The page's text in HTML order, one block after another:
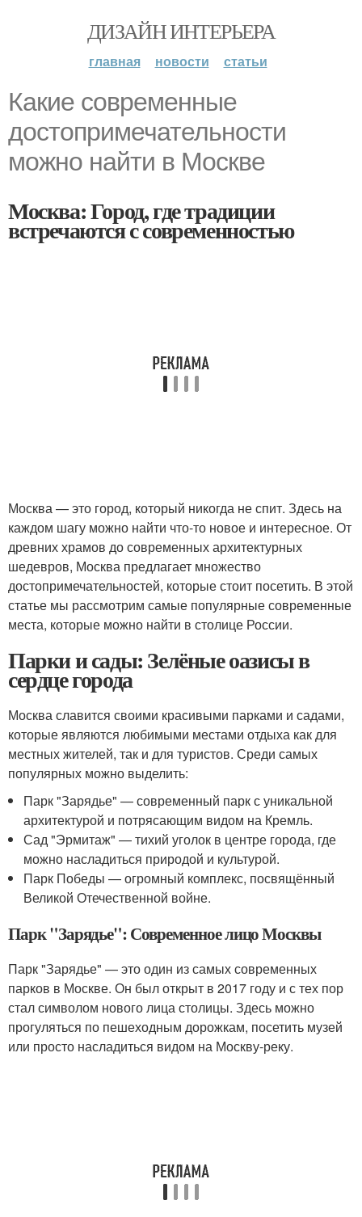
ДИЗАЙН ИНТЕРЬЕРА
главная новости статьи
Какие современные
достопримечательности
можно найти в Москве
Москва: Город, где традиции
встречаются с современностью
Москва — это город, который никогда не спит. Здесь на
каждом шагу можно найти что-то новое и интересное. От
древних храмов до современных архитектурных
шедевров, Москва предлагает множество
достопримечательностей, которые стоит посетить. В этой
статье мы рассмотрим самые популярные современные
места, которые можно найти в столице России.
Парки и сады: Зелёные оазисы в
сердце города
Москва славится своими красивыми парками и садами,
которые являются любимыми местами отдыха как для
местных жителей, так и для туристов. Среди самых
популярных можно выделить:
Парк "Зарядье" — современный парк с уникальной
архитектурой и потрясающим видом на Кремль.
Сад "Эрмитаж" — тихий уголок в центре города, где
можно насладиться природой и культурой.
Парк Победы — огромный комплекс, посвящённый
Великой Отечественной войне.
Парк "Зарядье": Современное лицо Москвы
Парк "Зарядье" — это один из самых современных
парков в Москве. Он был открыт в 2017 году и с тех пор
стал символом нового лица столицы. Здесь можно
прогуляться по пешеходным дорожкам, посетить музей
или просто насладиться видом на Москву-реку.